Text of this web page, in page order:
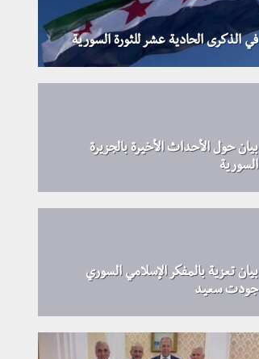
في الذكرى الحادية عشر للثورة السورية
بيان حول الأحداث الأخيرة بالجزيرة
السورية
بيان تعزية بالمفكر الإسلامي السوري
جودت سعيد